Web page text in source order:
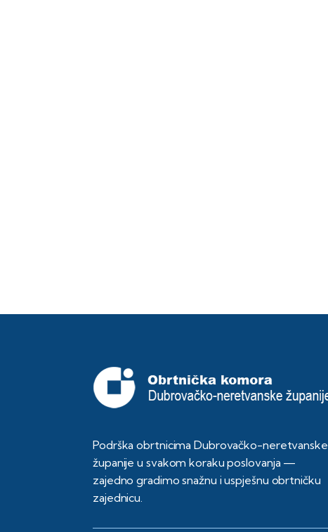
Podrška obrtnicima Dubrovačko-neretvanske
županije u svakom koraku poslovanja —
zajedno gradimo snažnu i uspješnu obrtničku
zajednicu.